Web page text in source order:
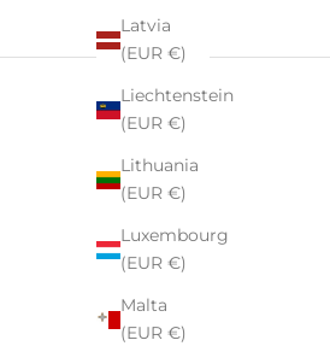
Latvia
(EUR €)
Liechtenstein
(EUR €)
Lithuania
(EUR €)
Luxembourg
(EUR €)
Malta
(EUR €)